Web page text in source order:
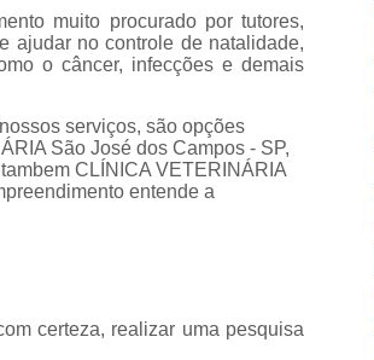
Exame de Eletrocardiograma
Exame de Raio X do Tórax para Cachorro
Exame de Raio X para Cachorro
de Ultrassom Abdominal Cão
Exame de Ultrassom
Exame de Ultrassom Abdominal
Exame de Ultrassom de Gato
muito procurado por tutores,
ajudar no controle de natalidade,
o câncer, infecções e demais
serviços, são opções
São José dos Campos - SP,
CLÍNICA VETERINÁRIA
entende a
certeza, realizar uma pesquisa